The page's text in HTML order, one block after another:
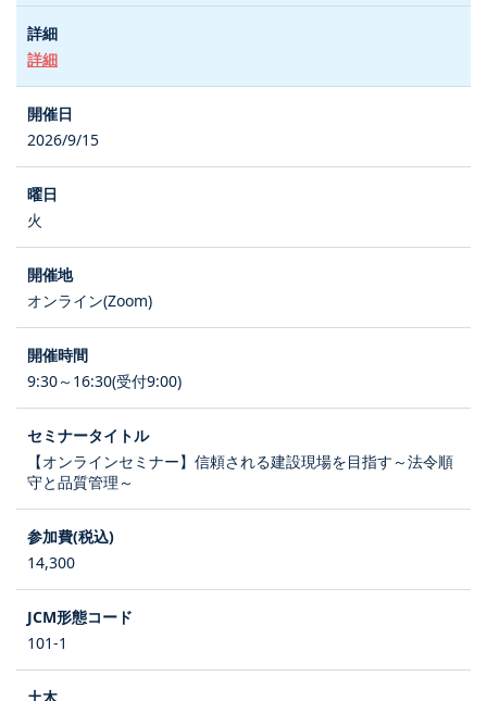
詳細
2026/9/15
火
オンライン(Zoom)
9:30～16:30(受付9:00)
【オンラインセミナー】信頼される建設現場を目指す～法令順
守と品質管理～
14,300
101-1